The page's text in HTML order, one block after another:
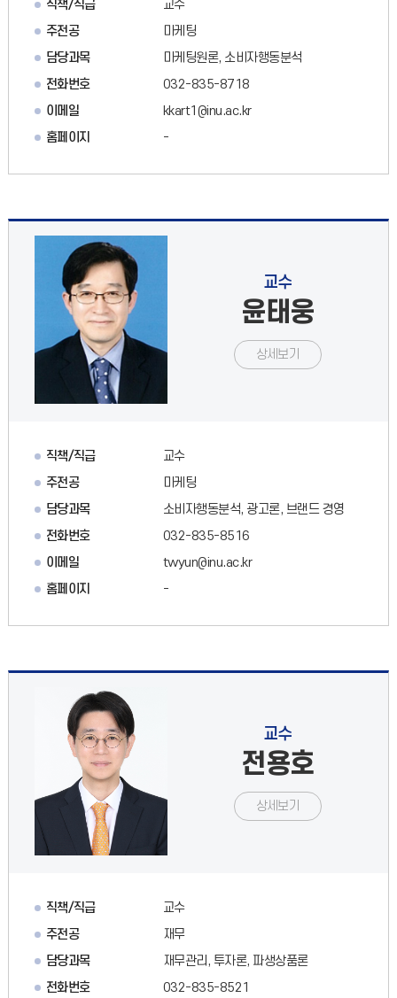
직책/직급
교수
주전공
마케팅
담당과목
마케팅원론, 소비자행동분석
전화번호
032-835-8718
이메일
kkart1@inu.ac.kr
홈페이지
-
교수
윤태웅
상세보기
직책/직급
교수
주전공
마케팅
담당과목
소비자행동분석, 광고론, 브랜드 경영
전화번호
032-835-8516
이메일
twyun@inu.ac.kr
홈페이지
-
교수
전용호
상세보기
직책/직급
교수
주전공
재무
담당과목
재무관리, 투자론, 파생상품론
전화번호
032-835-8521